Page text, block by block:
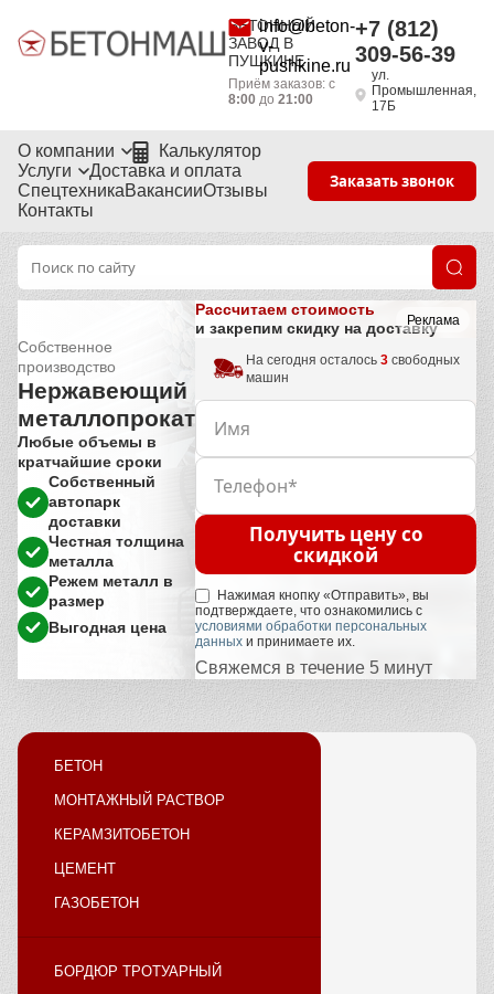
БЕТОННЫЙ
ЗАВОД В
ПУШКИНЕ
info@beton-
v-
pushkine.ru
Приём заказов: с
8:00 до 21:00
+7 (812)
309-56-39
ул.
Промышленная,
17Б
О компании
Калькулятор
Услуги
Доставка и оплата
СпецтехникаВакансииОтзывы
Контакты
Заказать звонок
Реклама
Собственное
производство
Нержавеющий
металлопрокат
Любые объемы в
кратчайшие сроки
Собственный
автопарк
доставки
Честная толщина
металла
Режем металл в
размер
Выгодная цена
Рассчитаем стоимость
и закрепим скидку на доставку
На сегодня осталось 3 свободных
машин
Получить цену со
скидкой
Нажимая кнопку «Отправить», вы
подтверждаете, что ознакомились с
условиями обработки персональных
данных и принимаете их.
Свяжемся в течение 5 минут
БЕТОН
МОНТАЖНЫЙ РАСТВОР
КЕРАМЗИТОБЕТОН
ЦЕМЕНТ
ГАЗОБЕТОН
БОРДЮР ТРОТУАРНЫЙ